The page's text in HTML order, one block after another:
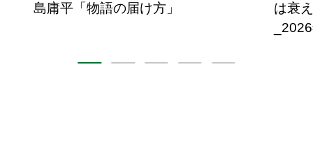
島庸平「物語の届け方」
は衰